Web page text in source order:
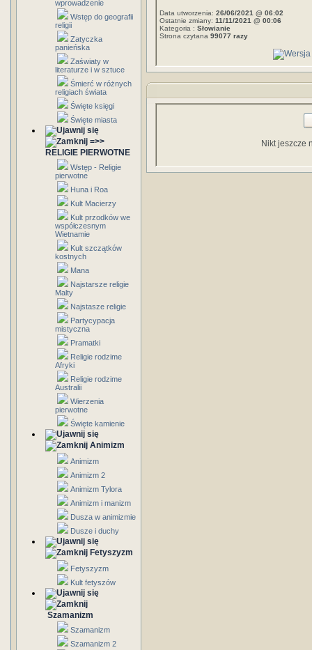
wprowadzenie
Wstęp do geografii
religii
Zatyczka
panieńska
Zaświaty w
literaturze i w sztuce
Śmierć w różnych
religiach świata
Święte księgi
Święte miasta
=>>
RELIGIE PIERWOTNE
Wstęp - Religie
pierwotne
Huna i Roa
Kult Macierzy
Kult przodków we
współczesnym
Wietnamie
Kult szczątków
kostnych
Mana
Najstarsze religie
Malty
Najstasze religie
Partycypacja
mistyczna
Pramatki
Religie rodzime
Afryki
Religie rodzime
Australii
Wierzenia
pierwotne
Święte kamienie
Animizm
Animizm
Animizm 2
Animizm Tylora
Animizm i manizm
Dusza w animizmie
Dusze i duchy
Fetyszyzm
Fetyszyzm
Kult fetyszów
Szamanizm
Szamanizm
Szamanizm 2
Data utworzenia: 26/06/2021 @ 06:02
Ostatnie zmiany: 11/11/2021 @ 00:06
Kategoria : Słowianie
Strona czytana 99077 razy
Nikt jeszcze